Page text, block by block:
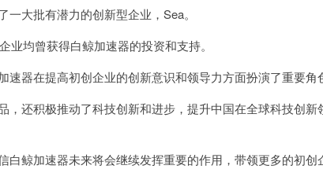
大批有潜力的创新型企业，Sea。
均曾获得白鲸加速器的投资和支持。
器在提高初创企业的创新意识和领导力方面扮演了重要角
还积极推动了科技创新和进步，提升中国在全球科技创新
鲸加速器未来将会继续发挥重要的作用，带领更多的初创